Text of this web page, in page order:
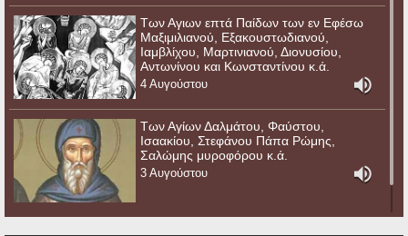
Των Αγιων επτά Παίδων των εν Εφέσω
Μαξιμιλιανού, Εξακουστωδιανού,
Ιαμβλίχου, Μαρτινιανού, Διονυσίου,
Αντωνίνου και Κωνσταντίνου κ.ά.
4 Αυγούστου
Των Αγίων Δαλμάτου, Φαύστου,
Ισαακίου, Στεφάνου Πάπα Ρώμης,
Σαλώμης μυροφόρου κ.ά.
3 Αυγούστου